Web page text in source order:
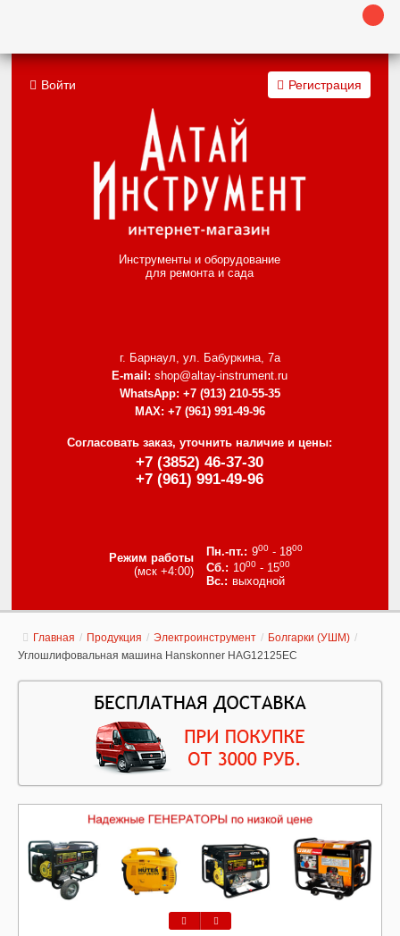
Инструменты и оборудование
для ремонта и сада
г. Барнаул, ул. Бабуркина, 7а
E-mail: shop@altay-instrument.ru
WhatsApp: +7 (913) 210-55-35
MAX: +7 (961) 991-49-96
Согласовать заказ, уточнить наличие и цены:
+7 (3852) 46-37-30
+7 (961) 991-49-96
Режим работы
(мск +4:00)
900- 1800
1000- 1500
выходной
Войти Регистрация
Главная / Продукция / Электроинструмент / Болгарки (УШМ) /
Углошлифовальная машина Hanskonner HAG12125EC